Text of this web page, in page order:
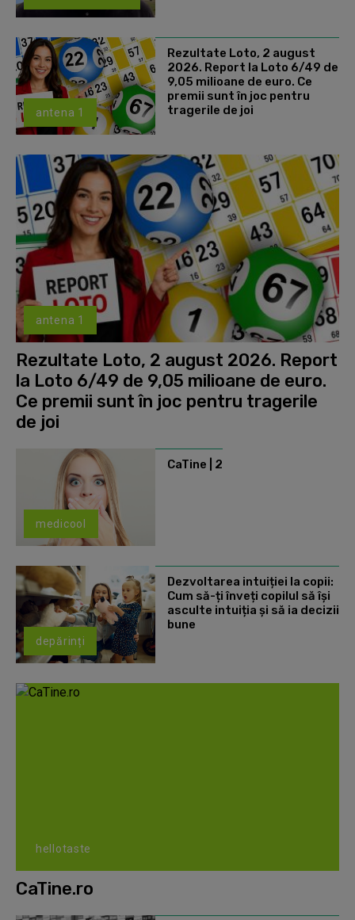
antena 1
Rezultate Loto, 2 august
2026. Report la Loto 6/49 de
9,05 milioane de euro. Ce
premii sunt în joc pentru
tragerile de joi
antena 1
Rezultate Loto, 2 august 2026. Report
la Loto 6/49 de 9,05 milioane de euro.
Ce premii sunt în joc pentru tragerile
de joi
medicool
CaTine | 2
depărinți
Dezvoltarea intuiției la copii:
Cum să-ți înveți copilul să își
asculte intuiția și să ia decizii
bune
hellotaste
CaTine.ro